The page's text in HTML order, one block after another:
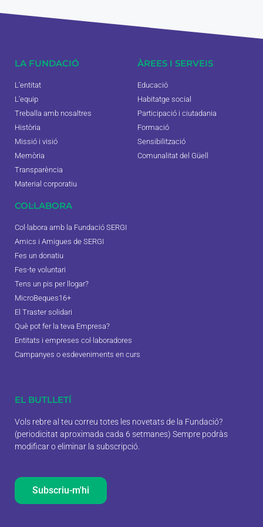
LA FUNDACIÓ
L'entitat
L'equip
Treballa amb nosaltres
Història
Missió i visió
Memòria
Transparència
Material corporatiu
ÀREES I SERVEIS
Educació
Habitatge social
Participació i ciutadania
Formació
Sensibilització
Comunalitat del Güell
COL·LABORA
Col·labora amb la Fundació SERGI
Amics i Amigues de SERGI
Fes un donatiu
Fes-te voluntari
Tens un pis per llogar?
MicroBeques16+
El Traster solidari
Què pot fer la teva Empresa?
Entitats i empreses col·laboradores
Campanyes o esdeveniments en curs
EL BUTLLETÍ
Vols rebre al teu correu totes les novetats de la Fundació?
(periodicitat aproximada cada 6 setmanes) Sempre podràs
modificar o eliminar la subscripció.
Subscriu-m'hi